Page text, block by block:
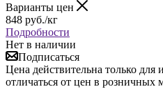
Варианты цен
848 руб./кг
Подробности
Нет в наличии
Подписаться
Цена действительна только для
отличаться от цен в розничных